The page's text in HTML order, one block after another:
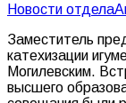
Новости отдела
Заместитель
катехизации
Могилевским.
высшего